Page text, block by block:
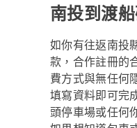
南投到渡
如你有往返南投
款，合作註冊的
費方式與無任何
填寫資料即可完
頭停車場或任何